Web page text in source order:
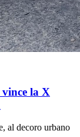
la X
al decoro urbano